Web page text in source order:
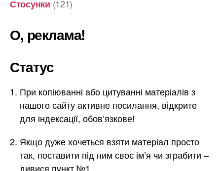
Стосунки (121)
О, реклама!
Статус
При копіюванні або цитуванні матеріалів з
нашого сайту активне посилання, відкрите
для індексації, обов’язкове!
Якщо дуже хочеться взяти матеріал просто
так, поставити під ним своє ім’я чи зграбити –
дивися пункт №1